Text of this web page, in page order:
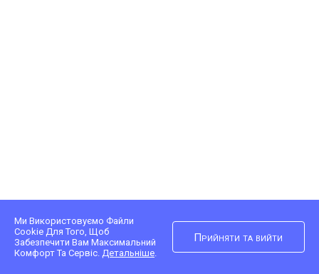
Ми Використовуємо Файли
Cookie Для Того, Щоб
Забезпечити Вам Максимальний
Комфорт Та Сервіс. Детальніше.
Прийняти та вийти